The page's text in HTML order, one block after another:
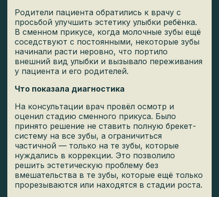
Родители пациента обратились к врачу с
просьбой улучшить эстетику улыбки ребёнка.
В сменном прикусе, когда молочные зубы ещё
соседствуют с постоянными, некоторые зубы
начинали расти неровно, что портило
внешний вид улыбки и вызывало переживания
у пациента и его родителей.
Что показала диагностика
На консультации врач провёл осмотр и
оценил стадию сменного прикуса. Было
принято решение не ставить полную брекет-
систему на все зубы, а ограничиться
частичной — только на те зубы, которые
нуждались в коррекции. Это позволило
решить эстетическую проблему без
вмешательства в те зубы, которые ещё только
прорезываются или находятся в стадии роста.